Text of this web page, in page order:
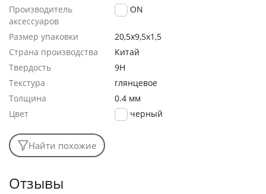
Производитель
аксессуаров
FaisON
Размер упаковки
20,5х9,5х1,5
Страна производства
Китай
Твердость
9H
Текстура
глянцевое
Толщина
0.4 мм
Цвет
черный
Найти похожие
Отзывы